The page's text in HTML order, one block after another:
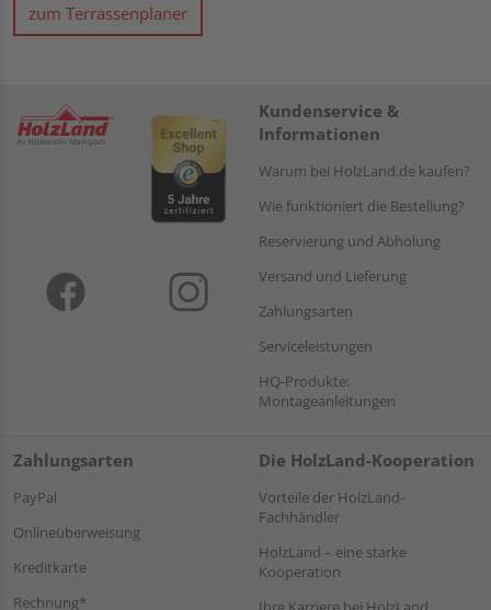
zum Terrassenplaner
Kundenservice &
Informationen
Warum bei HolzLand.de kaufen?
Wie funktioniert die Bestellung?
Reservierung und Abholung
Versand und Lieferung
Zahlungsarten
Serviceleistungen
HQ-Produkte:
Montageanleitungen
Zahlungsarten
PayPal
Onlineüberweisung
Kreditkarte
Rechnung*
Die HolzLand-Kooperation
Vorteile der HolzLand-
Fachhändler
HolzLand – eine starke
Kooperation